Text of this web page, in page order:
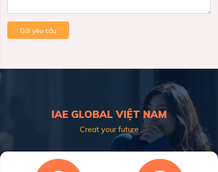
Gửi yêu cầu
IAE GLOBAL VIỆT NAM
Creat your future